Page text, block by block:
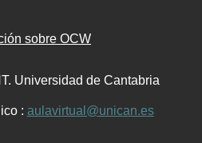
sobre OCW
Universidad de Cantabria
: aulavirtual@unican.es